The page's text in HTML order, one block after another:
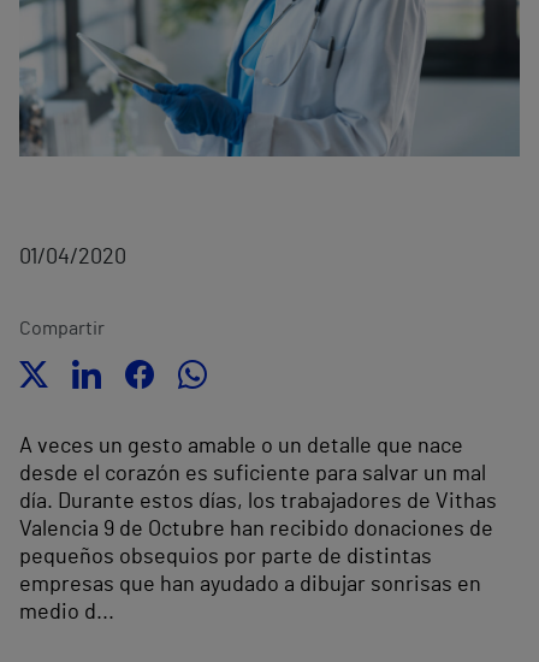
01/04/2020
Compartir
A veces un gesto amable o un detalle que nace
desde el corazón es suficiente para salvar un mal
día. Durante estos días, los trabajadores de Vithas
Valencia 9 de Octubre han recibido donaciones de
pequeños obsequios por parte de distintas
empresas que han ayudado a dibujar sonrisas en
medio d...